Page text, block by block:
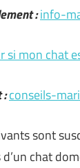
:info-
si mon chat
:conseils-
sont
d’un chat